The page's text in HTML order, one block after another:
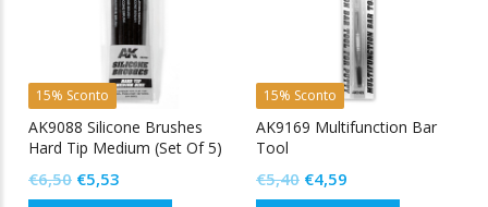
15% Sconto
AK9088 Silicone Brushes
Hard Tip Medium (Set Of 5)
€6,50 Il
€5,53
15% Sconto
AK9169 Multifunction Bar
Tool
€5,40 Il
€4,59